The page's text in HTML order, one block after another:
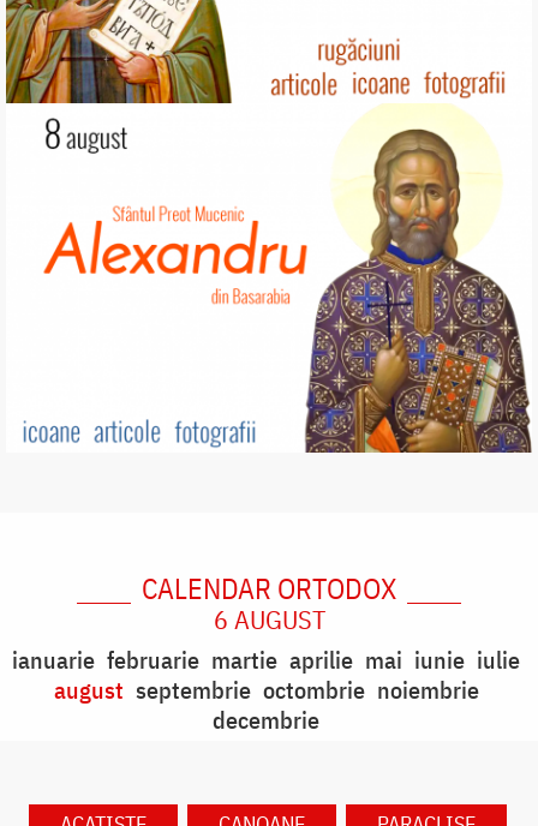
CALENDAR ORTODOX
6 AUGUST
ianuarie februarie martie aprilie mai iunie iulie
august septembrie octombrie noiembrie
decembrie